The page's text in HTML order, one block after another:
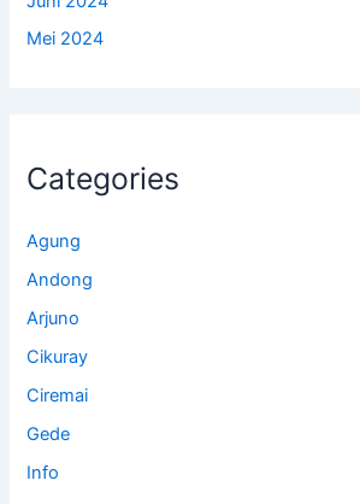
Mei 2024
Categories
Agung
Andong
Arjuno
Cikuray
Ciremai
Gede
Info